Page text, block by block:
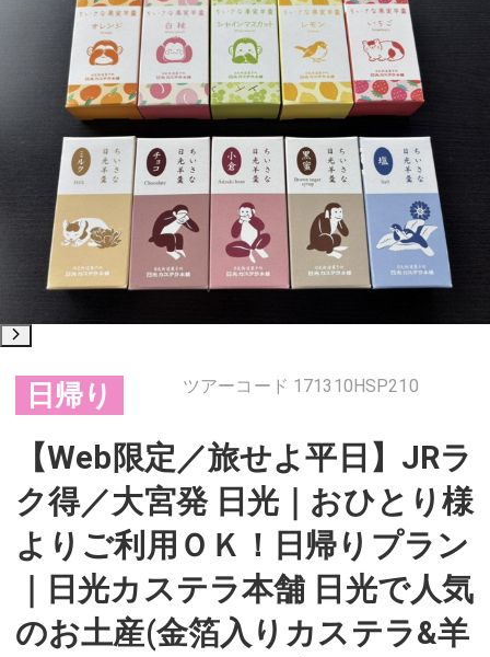
ツアーコード 171310HSP210
日帰り
【Web限定／旅せよ平日】JRラ
ク得／大宮発 日光｜おひとり様
よりご利用ＯＫ！日帰りプラン
｜日光カステラ本舗 日光で人気
のお土産(金箔入りカステラ&羊